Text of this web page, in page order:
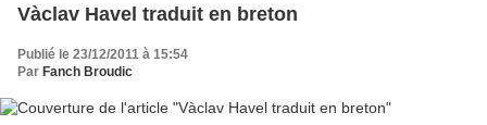
Vàclav Havel traduit en breton
Publié le 23/12/2011 à 15:54
Par Fanch Broudic